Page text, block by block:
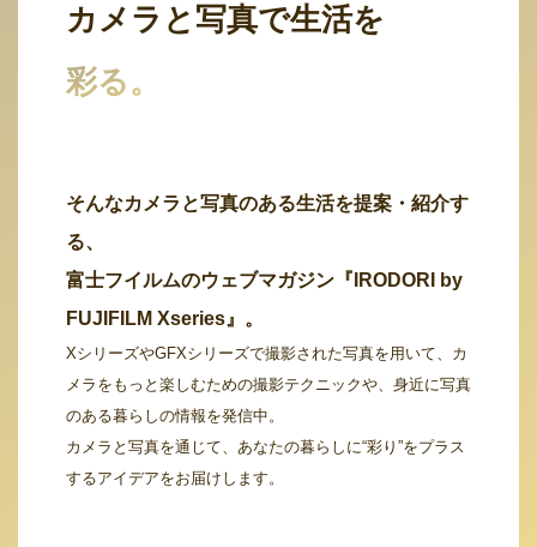
カメラと写真で生活を
彩る。
そんなカメラと写真のある生活を提案・紹介す
る、
富士フイルムのウェブマガジン『IRODORI by
FUJIFILM Xseries』。
XシリーズやGFXシリーズで撮影された写真を用いて、カ
メラをもっと楽しむための撮影テクニックや、身近に写真
のある暮らしの情報を発信中。
カメラと写真を通じて、あなたの暮らしに“彩り”をプラス
するアイデアをお届けします。